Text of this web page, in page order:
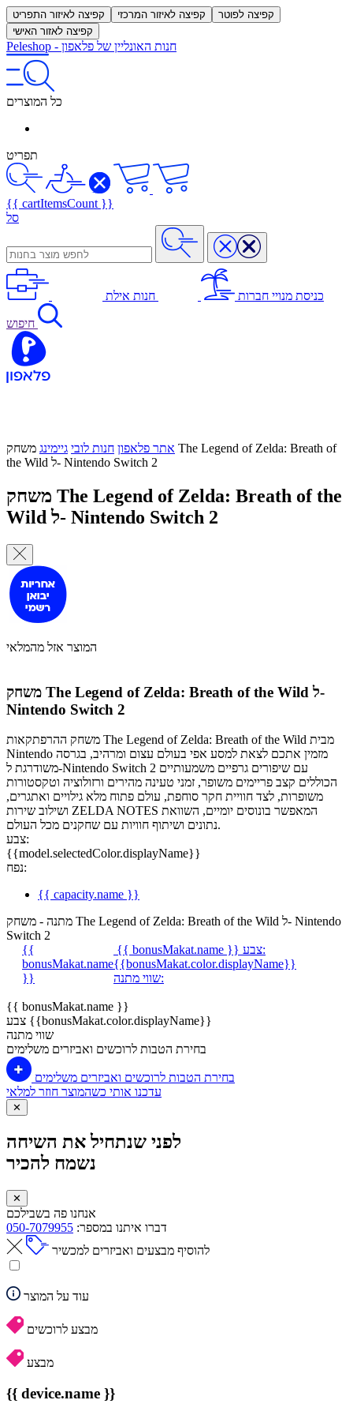
קפיצה לאיזור התפריט קפיצה לאיזור המרכזי
קפיצה לפוטר
קפיצה לאזור האישי
Peleshop - חנות האונליין של פלאפון
כל המוצרים
תפריט
{{ cartItemsCount }}
סל
כניסת מנויי חברות חנות אילת
חיפוש
אתר פלאפון חנות לובי גיימינג משחק The Legend of Zelda: Breath of
the Wild ל- Nintendo Switch 2
משחק The Legend of Zelda: Breath of the
Wild ל- Nintendo Switch 2
המוצר אזל מהמלאי
משחק The Legend of Zelda: Breath of the Wild ל-
Nintendo Switch 2
משחק ההרפתקאות The Legend of Zelda: Breath of the Wild מבית
Nintendo מזמין אתכם לצאת למסע אפי בעולם עצום ומרהיב, בגרסה
משודרגת ל-Nintendo Switch 2 עם שיפורים גרפיים משמעותיים
הכוללים קצב פריימים משופר, זמני טעינה מהירים ורזולוציה וטקסטורות
משופרות, לצד חוויית חקר סוחפת, עולם פתוח מלא גילויים ואתגרים,
ושילוב שירות ZELDA NOTES המאפשר בונוסים יומיים, השוואת
נתונים ושיתוף חוויות עם שחקנים מכל העולם.
צבע:
{{model.selectedColor.displayName}}
נפח:
{{ capacity.name }}
מתנה - משחק The Legend of Zelda: Breath of the Wild ל- Nintendo
Switch 2
{{
bonusMakat.name
}}
{{ bonusMakat.name }}
צבע:
{{bonusMakat.color.displayName}}
שווי מתנה:
{{ bonusMakat.name }}
צבע {{bonusMakat.color.displayName}}
שווי מתנה
בחירת הטבות לרוכשים ואביזרים משלימים
בחירת הטבות לרוכשים ואביזרים משלימים
עדכנו אותי כשהמוצר חוזר למלאי
✕
לפני שנתחיל את השיחה
נשמח להכיר
✕
אנחנו פה בשבילכם
דברו איתנו במספר: 050-7079955
להוסיף מבצעים ואביזרים למכשיר
עוד על המוצר
מבצע לרוכשים
מבצע
{{ device.name }}